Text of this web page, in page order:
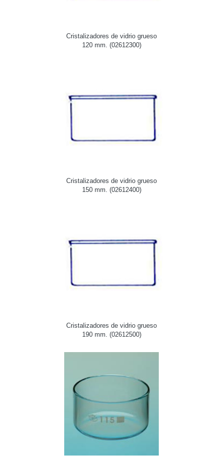
Cristalizadores de vidrio grueso
120 mm. (02612300)
Cristalizadores de vidrio grueso
150 mm. (02612400)
Cristalizadores de vidrio grueso
190 mm. (02612500)